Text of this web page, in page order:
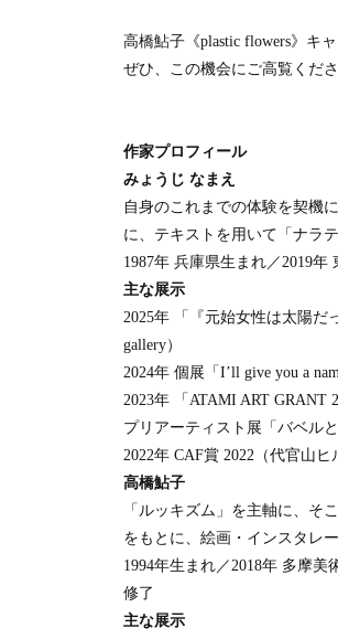
高橋鮎子《plastic flowers》キ
ぜひ、この機会にご高覧くだ
作家プロフィール
みょうじ なまえ
自身のこれまでの体験を契機
に、テキストを用いて「ナラ
1987年 兵庫県生まれ／2019
主な展示
2025年 「『元始女性は太陽だ
gallery）
2024年 個展「I’ll give you a
2023年 「ATAMI ART GRANT
プリアーティスト展「バベル
2022年 CAF賞 2022（代官山
高橋鮎子
「ルッキズム」を主軸に、そ
をもとに、絵画・インスタレ
1994年生まれ／2018年 多摩
修了
主な展示